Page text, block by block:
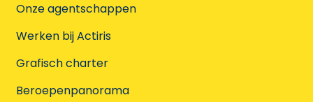
Onze agentschappen
Werken bij Actiris
Grafisch charter
Beroepenpanorama